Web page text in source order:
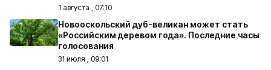
1 августа , 07:10
Новооскольский дуб-великан может стать
«Российским деревом года». Последние часы
голосования
31 июля , 09:01